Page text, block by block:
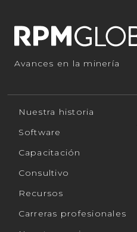
Avances en la minería
Nuestra historia
Software
Capacitación
Consultivo
Recursos
Carreras profesionales